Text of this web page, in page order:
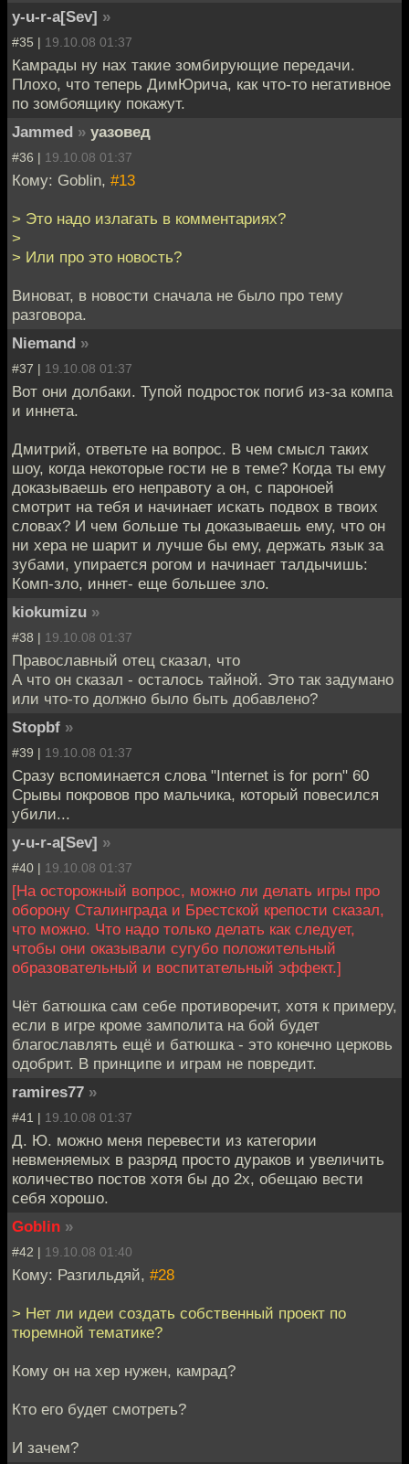
y-u-r-a[Sev] »
#35 | 19.10.08 01:37
Камрады ну нах такие зомбирующие передачи.
Плохо, что теперь ДимЮрича, как что-то негативное
по зомбоящику покажут.
Jammed » уазовед
#36 | 19.10.08 01:37
Кому: Goblin, #13
> Это надо излагать в комментариях?
>
> Или про это новость?
Виноват, в новости сначала не было про тему
разговора.
Niemand »
#37 | 19.10.08 01:37
Вот они долбаки. Тупой подросток погиб из-за компа
и иннета.
Дмитрий, ответьте на вопрос. В чем смысл таких
шоу, когда некоторые гости не в теме? Когда ты ему
доказываешь его неправоту а он, с пароноей
смотрит на тебя и начинает искать подвох в твоих
словах? И чем больше ты доказываешь ему, что он
ни хера не шарит и лучше бы ему, держать язык за
зубами, упирается рогом и начинает талдычишь:
Комп-зло, иннет- еще большее зло.
kiokumizu »
#38 | 19.10.08 01:37
Православный отец сказал, что
А что он сказал - осталось тайной. Это так задумано
или что-то должно было быть добавлено?
Stopbf »
#39 | 19.10.08 01:37
Сразу вспоминается слова "Internet is for porn" 60
Срывы покровов про мальчика, который повесился
убили...
y-u-r-a[Sev] »
#40 | 19.10.08 01:37
[На осторожный вопрос, можно ли делать игры про
оборону Сталинграда и Брестской крепости сказал,
что можно. Что надо только делать как следует,
чтобы они оказывали сугубо положительный
образовательный и воспитательный эффект.]
Чёт батюшка сам себе противоречит, хотя к примеру,
если в игре кроме замполита на бой будет
благославлять ещё и батюшка - это конечно церковь
одобрит. В принципе и играм не повредит.
ramires77 »
#41 | 19.10.08 01:37
Д. Ю. можно меня перевести из категории
невменяемых в разряд просто дураков и увеличить
количество постов хотя бы до 2х, обещаю вести
себя хорошо.
Goblin »
#42 | 19.10.08 01:40
Кому: Разгильдяй, #28
> Нет ли идеи создать собственный проект по
тюремной тематике?
Кому он на хер нужен, камрад?
Кто его будет смотреть?
И зачем?